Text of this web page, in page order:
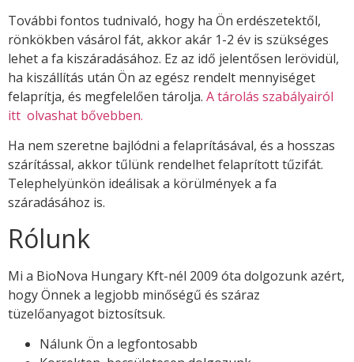
További fontos tudnivaló, hogy ha Ön erdészetektől,
rönkökben vásárol fát, akkor akár 1-2 év is szükséges
lehet a fa kiszáradásához. Ez az idő jelentősen lerövidül,
ha kiszállítás után Ön az egész rendelt mennyiséget
felaprítja, és megfelelően tárolja. A tárolás szabályairól
itt olvashat bővebben.
Ha nem szeretne bajlódni a felaprításával, és a hosszas
szárítással, akkor tűlünk rendelhet felaprított tűzifát.
Telephelyünkön ideálisak a körülmények a fa
száradásához is.
Rólunk
Mi a BioNova Hungary Kft-nél 2009 óta dolgozunk azért,
hogy Önnek a legjobb minőségű és száraz
tüzelőanyagot biztosítsuk.
Nálunk Ön a legfontosabb